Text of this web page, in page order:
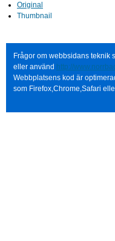
Original
Thumbnail
Frågor om webbsidans teknik
eller använd http://
Webbplatsens kod är
som Firefox,Chrome,Safari